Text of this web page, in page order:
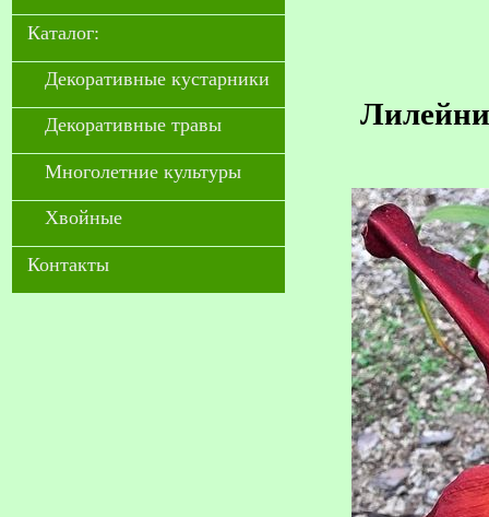
Каталог:
Декоративные кустарники
Декоративные травы
Многолетние культуры
Хвойные
Контакты